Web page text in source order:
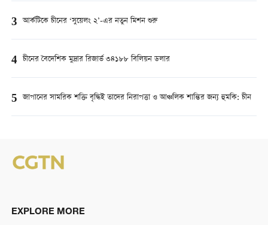
3 আর্কটিকে চীনের ‘সুয়েলং ২’-এর নতুন মিশন শুরু
4 চীনের বৈদেশিক মুদ্রার রিজার্ভ ৩৪১৮৮ বিলিয়ন ডলার
5 জাপানের সামরিক শক্তি বৃদ্ধিই তাদের নিরাপত্তা ও আঞ্চলিক শান্তির জন্য হুমকি: চীন
EXPLORE MORE